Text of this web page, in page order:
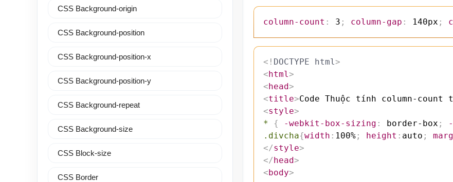
column-count : 3 ; column-gap : 140px ;
<! DOCTYPE html>
<html>
<head>
<title>Code Thuộc tính column-count
<style>
*
{ -webkit-box-sizing : border-box ;
.divcha{width : 100% ; height : auto ;
</style>
</head>
<body>
CSS Background-origin
CSS Background-position
CSS Background-position-x
CSS Background-position-y
CSS Background-repeat
CSS Background-size
CSS Block-size
CSS Border